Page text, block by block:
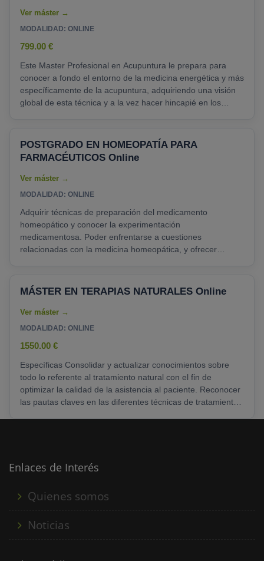
MODALIDAD: ONLINE
799.00 €
Este Master Profesional en Acupuntura le prepara para
conocer a fondo el entorno de la medicina energética y más
específicamente de la acupuntura, adquiriendo una visión
global de esta técnica y a la vez hacer hincapié en los
el tiramiento de las distintas patologías o dolencias, de
forma ilustrativa para una mejor localización de los
POSTGRADO EN HOMEOPATÍA PARA
FARMACÉUTICOS Online
MODALIDAD: ONLINE
Adquirir técnicas de preparación del medicamento
homeopático y conocer la experimentación
medicamentosa. Poder enfrentarse a cuestiones
relacionadas con la medicina homeopática, y ofrecer
Fundación Tripartita para trabajadores en activo....
MÁSTER EN TERAPIAS NATURALES Online
MODALIDAD: ONLINE
1550.00 €
Específicas Consolidar y actualizar conocimientos sobre
todo lo referente al tratamiento natural con el fin de
optimizar la calidad de la asistencia al paciente. Reconocer
las pautas claves en las diferentes técnicas de tratamiento
tipo de pacientes. Identificar el logro......
Enlaces de Interés
Quienes somos
Noticias